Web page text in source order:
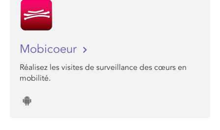
Mobicoeur
Réalisez les visites de surveillance des cœurs en
mobilité.